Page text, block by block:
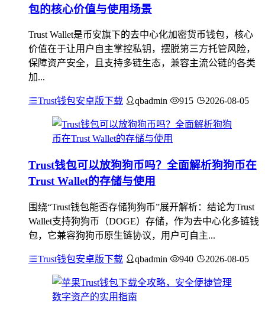
包的核心价值与使用场景
Trust Wallet是币安旗下的去中心化加密货币钱包，核心
价值在于让用户自主掌控私钥，摆脱第三方托管风险，
保障资产安全，且支持多链生态，兼容主流公链的各类
加...
Trust钱包安卓版下载 qbadmin 915 2026-08-05
Trust钱包可以放狗狗币吗？全面解析狗狗币在
Trust Wallet的存储与使用
围绕“Trust钱包能否存储狗狗币”展开解析：结论为Trust
Wallet支持狗狗币（DOGE）存储，作为去中心化多链钱
包，它兼容狗狗币原生链协议，用户可自主...
Trust钱包安卓版下载 qbadmin 940 2026-08-05